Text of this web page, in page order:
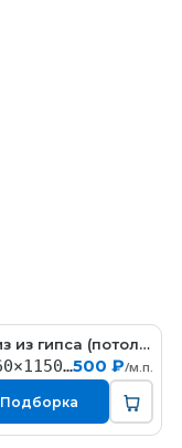
КT323Карниз из гипса (потолочный плинтус) (h70x60мм)
h70x60×1150мм500 ₽/м.п.
Подборка